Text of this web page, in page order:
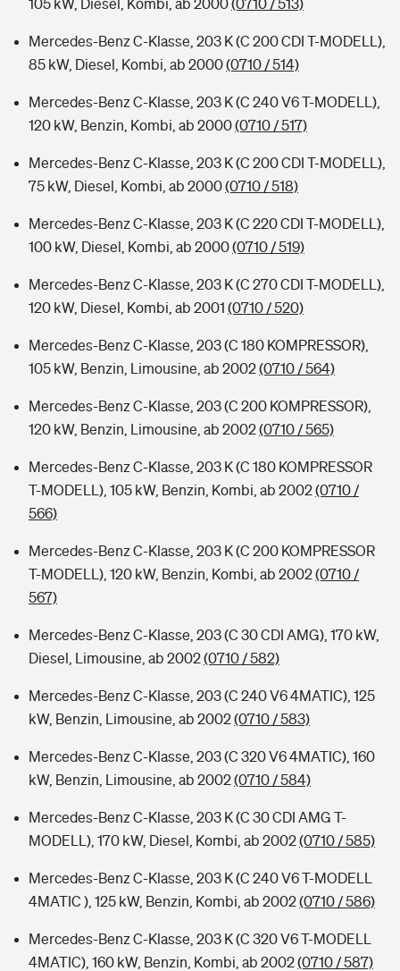
105 kW, Diesel, Kombi, ab 2000(0710 / 513)
Mercedes-Benz C-Klasse, 203 K (C 200 CDI T-MODELL),
85 kW, Diesel, Kombi, ab 2000(0710 / 514)
Mercedes-Benz C-Klasse, 203 K (C 240 V6 T-MODELL),
120 kW, Benzin, Kombi, ab 2000(0710 / 517)
Mercedes-Benz C-Klasse, 203 K (C 200 CDI T-MODELL),
75 kW, Diesel, Kombi, ab 2000(0710 / 518)
Mercedes-Benz C-Klasse, 203 K (C 220 CDI T-MODELL),
100 kW, Diesel, Kombi, ab 2000(0710 / 519)
Mercedes-Benz C-Klasse, 203 K (C 270 CDI T-MODELL),
120 kW, Diesel, Kombi, ab 2001 (0710 / 520)
Mercedes-Benz C-Klasse, 203 (C 180 KOMPRESSOR),
105 kW, Benzin, Limousine, ab 2002(0710 / 564)
Mercedes-Benz C-Klasse, 203 (C 200 KOMPRESSOR),
120 kW, Benzin, Limousine, ab 2002(0710 / 565)
Mercedes-Benz C-Klasse, 203 K (C 180 KOMPRESSOR
T-MODELL), 105 kW, Benzin, Kombi, ab 2002(0710 /
566)
Mercedes-Benz C-Klasse, 203 K (C 200 KOMPRESSOR
T-MODELL), 120 kW, Benzin, Kombi, ab 2002(0710 /
567)
Mercedes-Benz C-Klasse, 203 (C 30 CDI AMG), 170 kW,
Diesel, Limousine, ab 2002(0710 / 582)
Mercedes-Benz C-Klasse, 203 (C 240 V6 4MATIC), 125
kW, Benzin, Limousine, ab 2002(0710 / 583)
Mercedes-Benz C-Klasse, 203 (C 320 V6 4MATIC), 160
kW, Benzin, Limousine, ab 2002(0710 / 584)
Mercedes-Benz C-Klasse, 203 K (C 30 CDI AMG T-
MODELL), 170 kW, Diesel, Kombi, ab 2002(0710 / 585)
Mercedes-Benz C-Klasse, 203 K (C 240 V6 T-MODELL
4MATIC ), 125 kW, Benzin, Kombi, ab 2002(0710 / 586)
Mercedes-Benz C-Klasse, 203 K (C 320 V6 T-MODELL
4MATIC), 160 kW, Benzin, Kombi, ab 2002(0710 / 587)